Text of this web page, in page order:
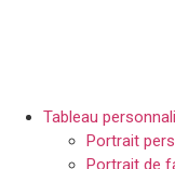
Tableau
Portrait
Portrait de